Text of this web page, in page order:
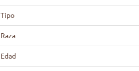
Tipo
Raza
Edad